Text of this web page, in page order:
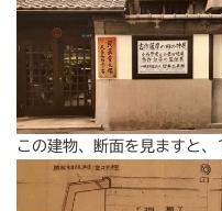
この建物、断面を見ますと